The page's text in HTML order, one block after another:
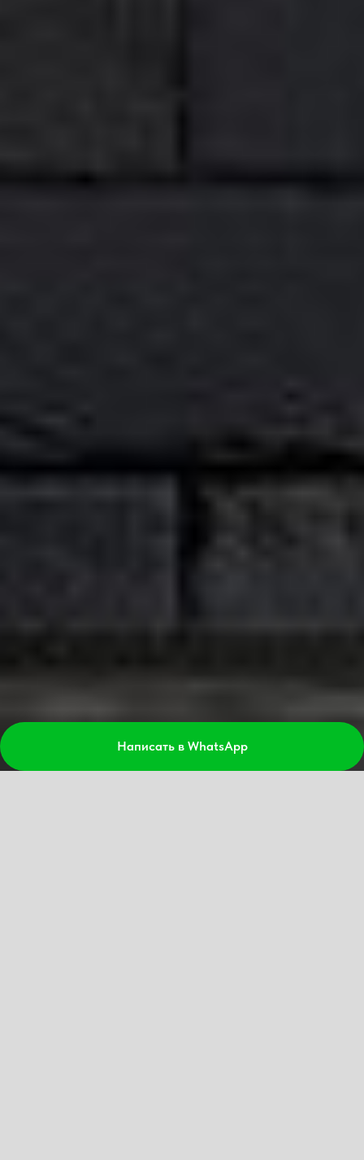
Написать в WhatsApp